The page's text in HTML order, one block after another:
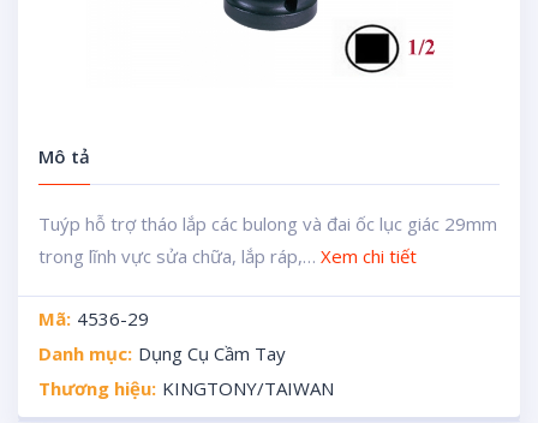
Mô tả
Tuýp hỗ trợ tháo lắp các bulong và đai ốc lục giác 29mm
trong lĩnh vực sửa chữa, lắp ráp,… Xem chi tiết
Mã: 4536-29
Danh mục: Dụng Cụ Cầm Tay
Thương hiệu: KINGTONY/TAIWAN